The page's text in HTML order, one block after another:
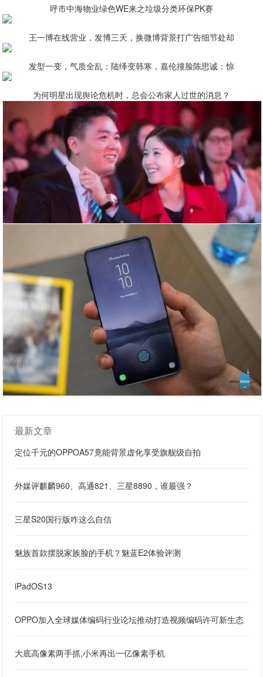
呼市中海物业绿色WE来之垃圾分类环保PK赛
王一博在线营业，发博三天，换微博背景打广告细节处却
发型一变，气质全乱：陆绎变韩寒，嘉伦撞脸陈思诚：惊
为何明星出现舆论危机时，总会公布家人过世的消息？
最新文章
定位千元的OPPOA57竟能背景虚化享受旗舰级自拍
外媒评麒麟960、高通821、三星8890，谁最强？
三星S20国行版咋这么自信
魅族首款摆脱家族脸的手机？魅蓝E2体验评测
iPadOS13
OPPO加入全球媒体编码行业论坛推动打造视频编码许可新生态
大底高像素两手抓,小米再出一亿像素手机